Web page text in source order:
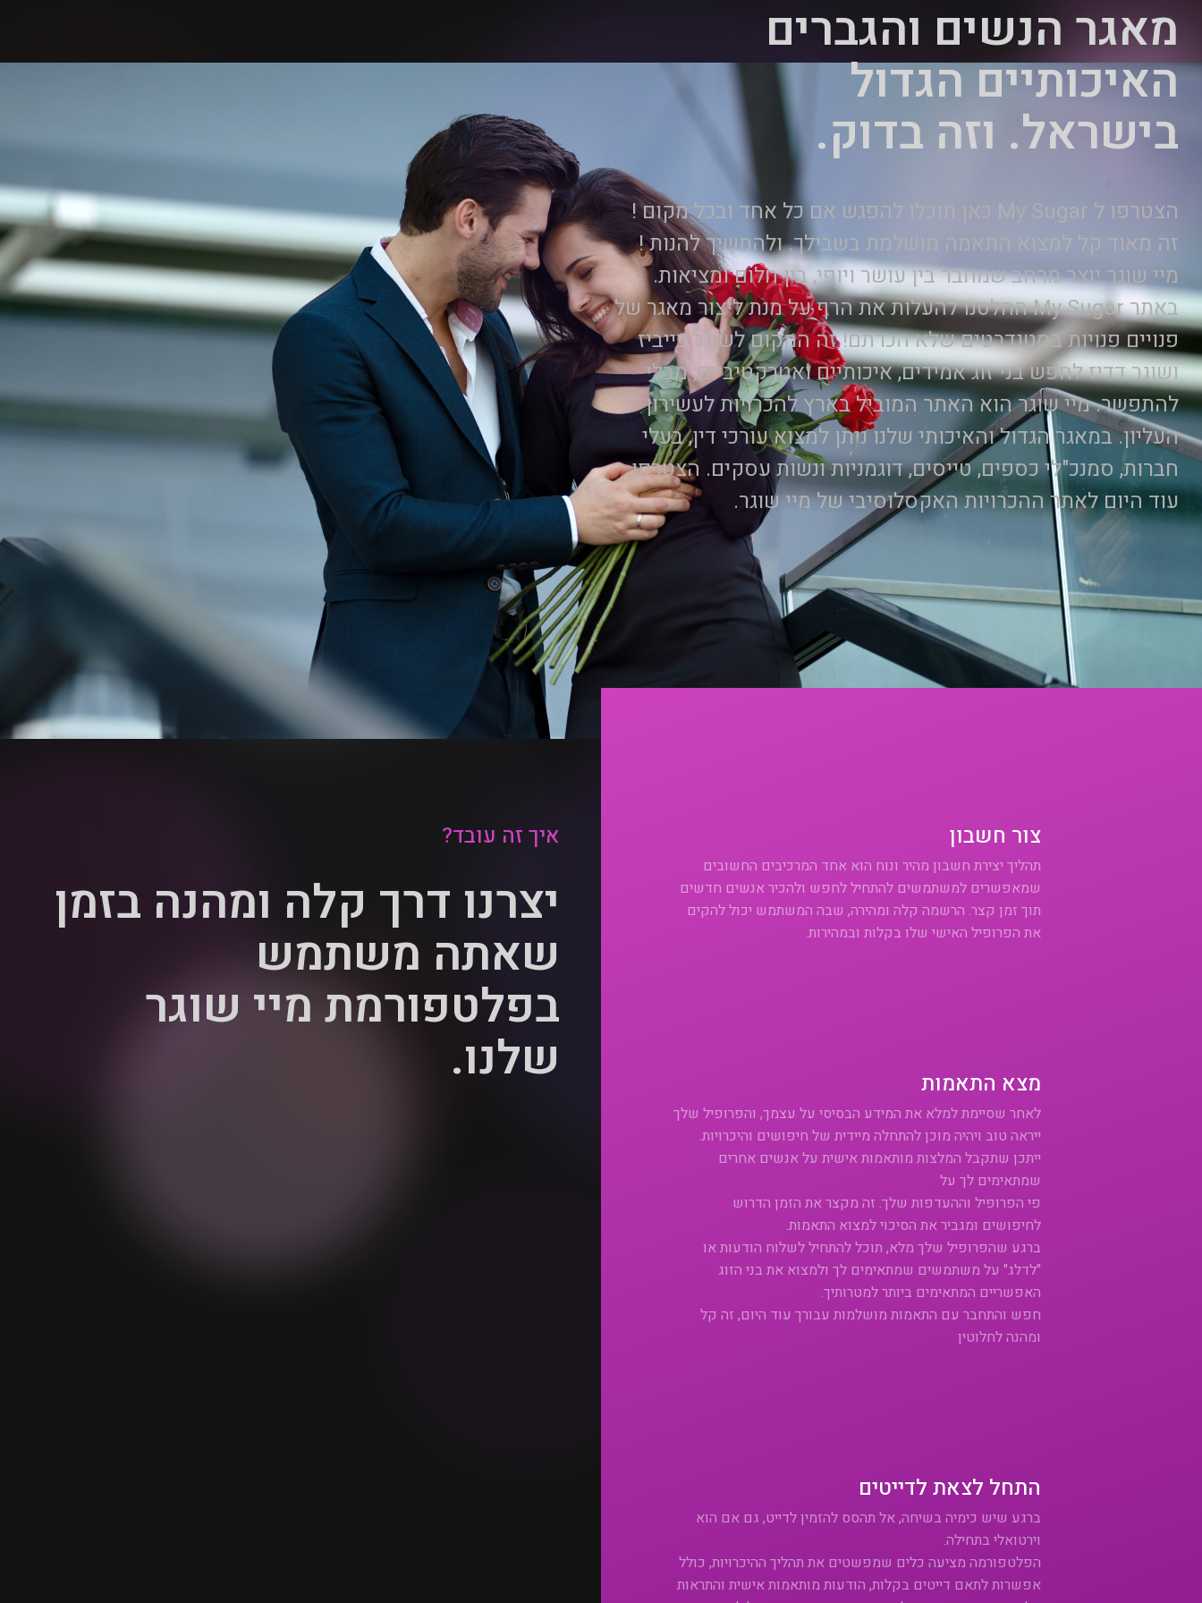
מאגר הנשים והגברים
האיכותיים הגדול
בישראל. וזה בדוק.
הצטרפו ל My Sugar כאן תוכלו להפגש אם כל אחד ובכל מקום !
זה מאוד קל למצוא התאמה מושלמת בשבילך. ולהמשיך להנות !
מיי שוגר יוצר מרחב שמחבר בין עושר ויופי, בין חלום ומציאות.
באתר My Sugar החלטנו להעלות את הרף על מנת ליצור מאגר של
פנויים פנויות בסטנדרטים שלא הכרתם! זה המקום לשוגר בייביז
ושוגר דדיז לחפש בני זוג אמידים, איכותיים ואטרקטיביים, מבלי
להתפשר. מיי שוגר הוא האתר המוביל בארץ להכרויות לעשירון
העליון. במאגר הגדול והאיכותי שלנו ניתן למצוא עורכי דין, בעלי
חברות, סמנכ"לי כספים, טייסים, דוגמניות ונשות עסקים. הצטרפו
עוד היום לאתר ההכרויות האקסלוסיבי של מיי שוגר.
איך זה עובד?
יצרנו דרך קלה ומהנה בזמן
שאתה משתמש
בפלטפורמת מיי שוגר
שלנו.
צור חשבון
תהליך יצירת חשבון מהיר ונוח הוא אחד המרכיבים החשובים
שמאפשרים למשתמשים להתחיל לחפש ולהכיר אנשים חדשים
תוך זמן קצר. הרשמה קלה ומהירה, שבה המשתמש יכול להקים
את הפרופיל האישי שלו בקלות ובמהירות.
מצא התאמות
לאחר שסיימת למלא את המידע הבסיסי על עצמך, והפרופיל שלך
ייראה טוב ויהיה מוכן להתחלה מיידית של חיפושים והיכרויות.
ייתכן שתקבל המלצות מותאמות אישית על אנשים אחרים
שמתאימים לך על
פי הפרופיל וההעדפות שלך. זה מקצר את הזמן הדרוש
לחיפושים ומגביר את הסיכוי למצוא התאמות.
ברגע שהפרופיל שלך מלא, תוכל להתחיל לשלוח הודעות או
"לדלג" על משתמשים שמתאימים לך ולמצוא את בני הזוג
האפשריים המתאימים ביותר למטרותיך.
חפש והתחבר עם התאמות מושלמות עבורך עוד היום, זה קל
ומהנה לחלוטין
התחל לצאת לדייטים
ברגע שיש כימיה בשיחה, אל תהסס להזמין לדייט, גם אם הוא
וירטואלי בתחילה.
הפלטפורמה מציעה כלים שמפשטים את תהליך ההיכרויות, כולל
אפשרות לתאם דייטים בקלות, הודעות מותאמות אישית והתראות